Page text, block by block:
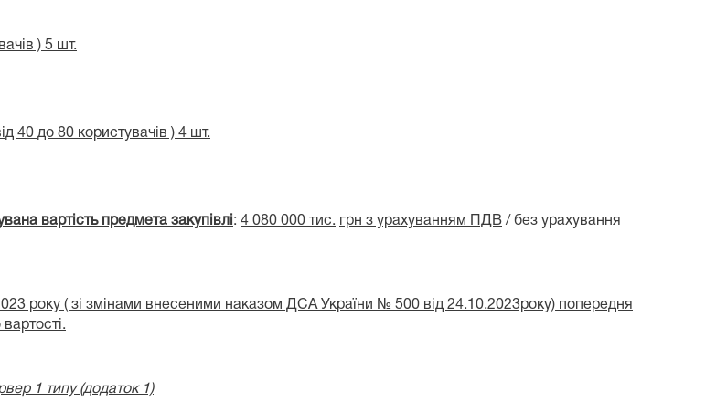
) 5 шт.
40 до 80 користувачів ) 4 шт.
вартість предмета закупівлі : 4 080 000 тис. грн з урахуванням ПДВ / без урахування
року ( зі змінами внесеними наказом ДСА України № 500 від 24.10.2023року) попередня
1 типу (додаток 1)